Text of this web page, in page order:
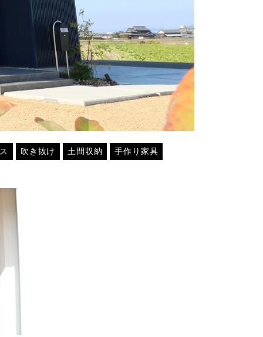
吹き抜け 土間収納 手作り家具